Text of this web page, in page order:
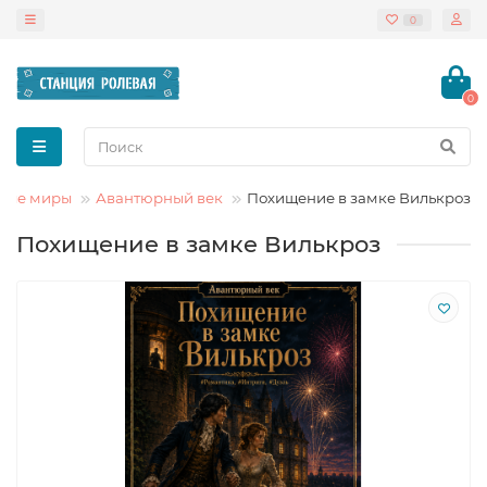
0
0
миры Авантюрный век Похищение в замке Вилькроз
Похищение в замке Вилькроз